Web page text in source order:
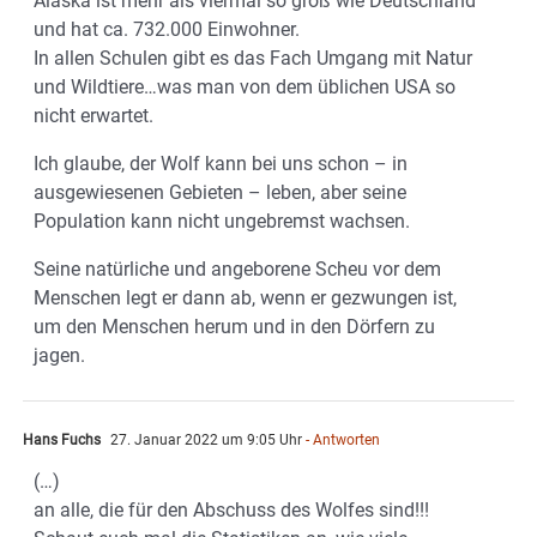
und hat ca. 732.000 Einwohner.
In allen Schulen gibt es das Fach Umgang mit Natur
und Wildtiere…was man von dem üblichen USA so
nicht erwartet.
Ich glaube, der Wolf kann bei uns schon – in
ausgewiesenen Gebieten – leben, aber seine
Population kann nicht ungebremst wachsen.
Seine natürliche und angeborene Scheu vor dem
Menschen legt er dann ab, wenn er gezwungen ist,
um den Menschen herum und in den Dörfern zu
jagen.
Hans Fuchs 27. Januar 2022 um 9:05 Uhr - Antworten
(…)
an alle, die für den Abschuss des Wolfes sind!!!